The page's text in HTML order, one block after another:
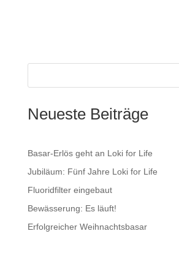
Neueste Beiträge
Basar-Erlös geht an Loki for Life
Jubiläum: Fünf Jahre Loki for Life
Fluoridfilter eingebaut
Bewässerung: Es läuft!
Erfolgreicher Weihnachtsbasar